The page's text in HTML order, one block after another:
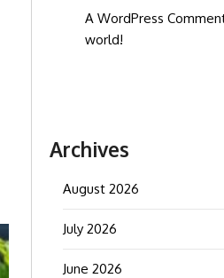
A WordPress
world!
Archives
August 2026
July 2026
June 2026